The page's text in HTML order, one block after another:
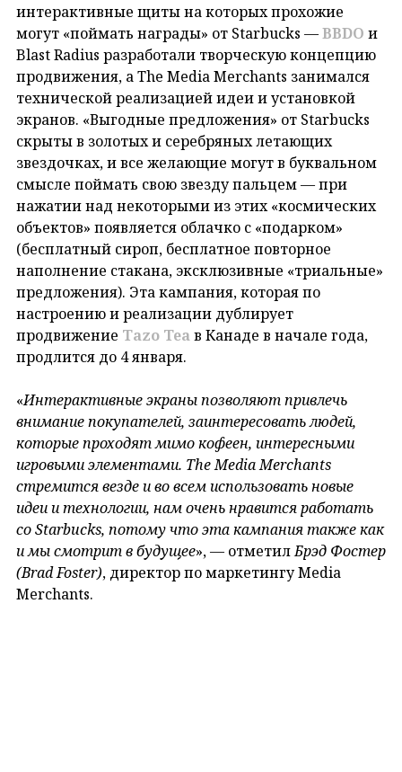
интерактивные щиты на которых прохожие
могут «поймать награды» от Starbucks —BBDO и
Blast Radius разработали творческую концепцию
продвижения, а The Media Merchants занимался
технической реализацией идеи и установкой
экранов. «Выгодные предложения» от Starbucks
скрыты в золотых и серебряных летающих
звездочках, и все желающие могут в буквальном
смысле поймать свою звезду пальцем — при
нажатии над некоторыми из этих «космических
объектов» появляется облачко с «подарком»
(бесплатный сироп, бесплатное повторное
наполнение стакана, эксклюзивные «триальные»
предложения). Эта кампания, которая по
настроению и реализации дублирует
продвижение Tazo Teaв Канаде в начале года,
продлится до 4 января.
«Интерактивные экраны позволяют привлечь
внимание покупателей, заинтересовать людей,
которые проходят мимо кофеен, интересными
игровыми элементами. The Media Merchants
стремится везде и во всем использовать новые
идеи и технологии, нам очень нравится работать
со Starbucks, потому что эта кампания также как
и мы смотрит в будущее», — отметилБрэд Фостер
(Brad Foster), директор по маркетингу Media
Merchants.